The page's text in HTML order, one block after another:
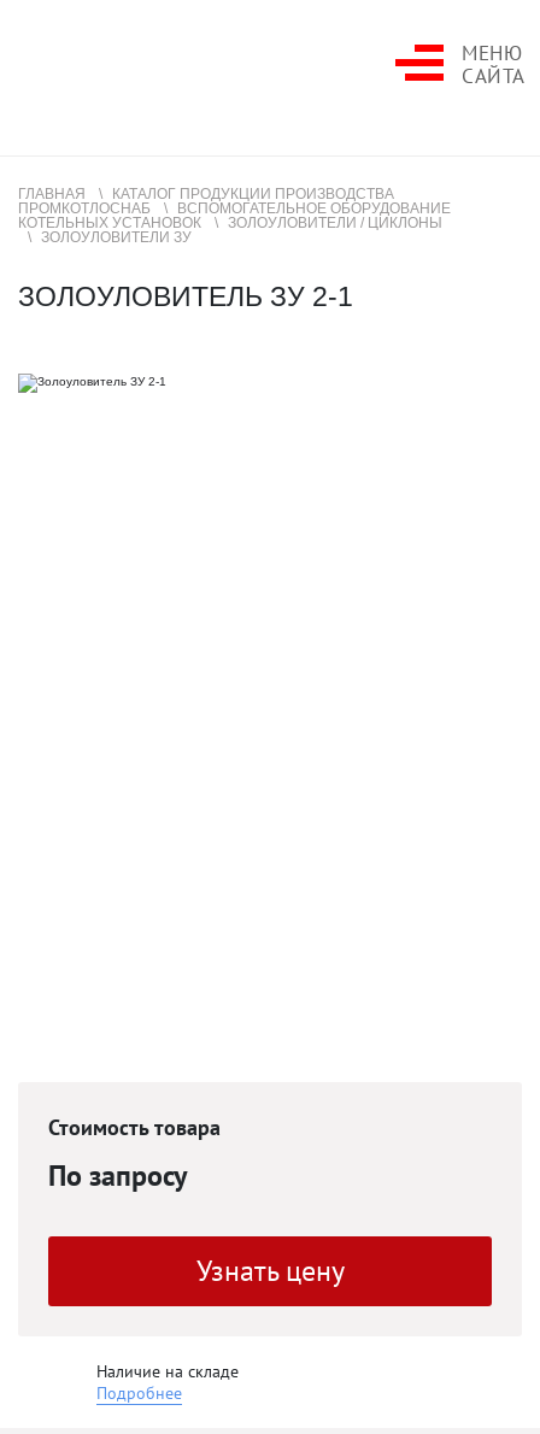
МЕНЮ
САЙТА
ГЛАВНАЯ
КАТАЛОГ ПРОДУКЦИИ ПРОИЗВОДСТВА
ПРОМКОТЛОСНАБ
ВСПОМОГАТЕЛЬНОЕ ОБОРУДОВАНИЕ
КОТЕЛЬНЫХ УСТАНОВОК
ЗОЛОУЛОВИТЕЛИ / ЦИКЛОНЫ
ЗОЛОУЛОВИТЕЛИ ЗУ
ЗОЛОУЛОВИТЕЛЬ ЗУ 2-1
Стоимость товара
По запросу
Узнать цену
Наличие на складе
Подробнее